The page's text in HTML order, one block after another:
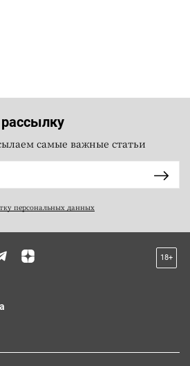
самые важные статьи
персональных данных
18+